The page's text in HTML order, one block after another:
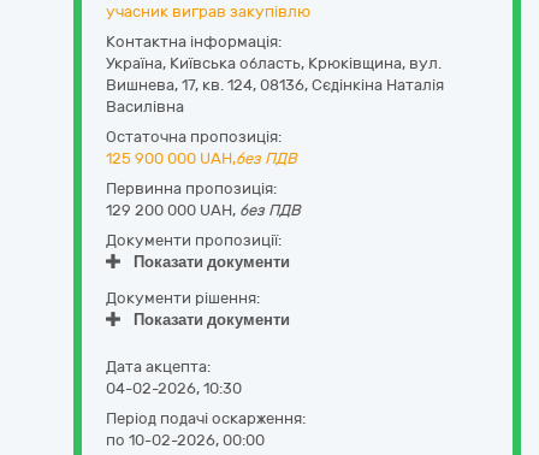
учасник виграв закупівлю
Контактна інформація:
Україна, Київська область, Крюківщина, вул.
Вишнева, 17, кв. 124, 08136, Сєдінкіна Наталія
Василівна
Остаточна пропозиція:
125 900 000 UAH,без ПДВ
Первинна пропозиція:
129 200 000 UAH, без ПДВ
Документи пропозиції:
Показати документи
Документи рішення:
Показати документи
Дата акцепта:
04-02-2026, 10:30
Період подачі оскарження:
по 10-02-2026, 00:00